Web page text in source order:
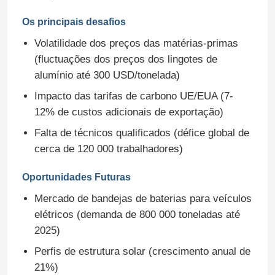
Os principais desafios
Volatilidade dos preços das matérias-primas
(fluctuações dos preços dos lingotes de
alumínio até 300 USD/tonelada)
Impacto das tarifas de carbono UE/EUA (7-
12% de custos adicionais de exportação)
Falta de técnicos qualificados (défice global de
cerca de 120 000 trabalhadores)
Oportunidades Futuras
Mercado de bandejas de baterias para veículos
elétricos (demanda de 800 000 toneladas até
2025)
Perfis de estrutura solar (crescimento anual de
21%)